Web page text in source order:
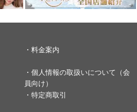
・料金案内
・個人情報の取扱いについて（会
員向け）
・特定商取引